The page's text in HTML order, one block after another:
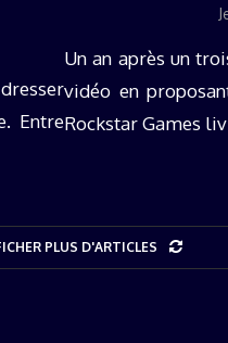
Entre
Un an après un
vidéo en
Rockstar Games
PLUS D'ARTICLES